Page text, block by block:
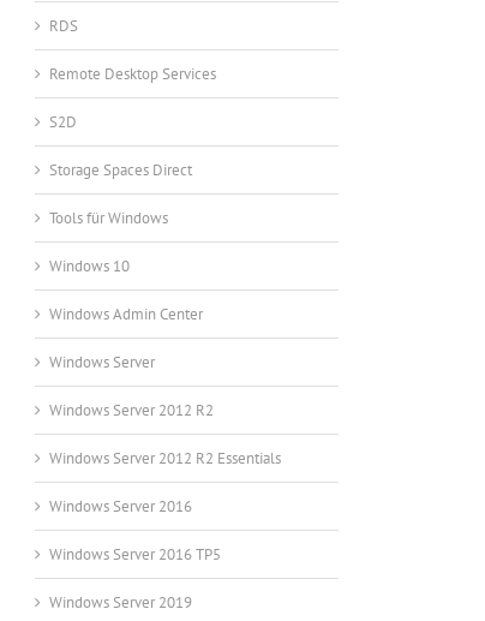
RDS
Remote Desktop Services
S2D
Storage Spaces Direct
Tools für Windows
Windows 10
Windows Admin Center
Windows Server
Windows Server 2012 R2
Windows Server 2012 R2 Essentials
Windows Server 2016
Windows Server 2016 TP5
Windows Server 2019